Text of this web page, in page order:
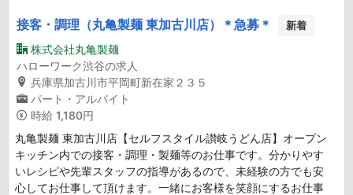
接客・調理（丸亀製麺 東加古川店）＊急募＊ 新着
株式会社丸亀製麺
ハローワーク渋谷の求人
兵庫県加古川市平岡町新在家２３５
パート・アルバイト
時給 1,180円
丸亀製麺 東加古川店【セルフスタイル讃岐うどん店】オープン
キッチン内での接客・調理・製麺等のお仕事です。分かりやす
いレシピや先輩スタッフの指導があるので、未経験の方でも安
心してお仕事して頂けます。一緒にお客様を笑顔にするお仕事